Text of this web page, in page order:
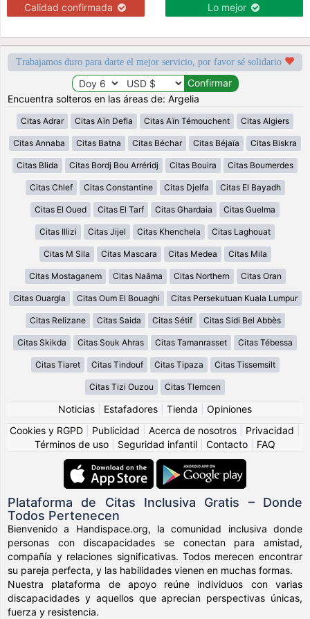
Calidad confirmada Lo mejor
Trabajamos duro para darte el mejor servicio, por favor sé solidario
Encuentra solteros en las áreas de: Argelia
Citas Adrar Citas Aïn Defla Citas Aïn Témouchent Citas Algiers
Citas Annaba Citas Batna Citas Béchar Citas Béjaïa Citas Biskra
Citas Blida Citas Bordj Bou Arréridj Citas Bouira Citas Boumerdes
Citas Chlef Citas Constantine Citas Djelfa Citas El Bayadh
Citas El Oued Citas El Tarf Citas Ghardaia Citas Guelma
Citas Illizi Citas Jijel Citas Khenchela Citas Laghouat
Citas M Sila Citas Mascara Citas Medea Citas Mila
Citas Mostaganem Citas Naâma Citas Northern Citas Oran
Citas Ouargla Citas Oum El Bouaghi Citas Persekutuan Kuala Lumpur
Citas Relizane Citas Saida Citas Sétif Citas Sidi Bel Abbès
Citas Skikda Citas Souk Ahras Citas Tamanrasset Citas Tébessa
Citas Tiaret Citas Tindouf Citas Tipaza Citas Tissemsilt
Citas Tizi Ouzou Citas Tlemcen
Noticias Estafadores Tienda
Opiniones
Cookies y RGPD
Publicidad Acerca de nosotros Privacidad
Términos de uso
Seguridad infantil Contacto FAQ
Plataforma de Citas Inclusiva Gratis – Donde
Todos Pertenecen
Bienvenido a Handispace.org, la comunidad inclusiva donde
personas con discapacidades se conectan para amistad,
compañía y relaciones significativas. Todos merecen encontrar
su pareja perfecta, y las habilidades vienen en muchas formas.
Nuestra plataforma de apoyo reúne individuos con varias
discapacidades y aquellos que aprecian perspectivas únicas,
fuerza y resistencia.